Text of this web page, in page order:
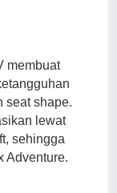
membuat
seat shape.
lewat
sehingga
Adventure.